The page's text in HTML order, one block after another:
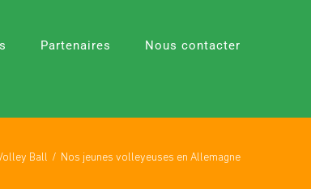
Partenaires Nous contacter
Ball Nos jeunes volleyeuses en Allemagne